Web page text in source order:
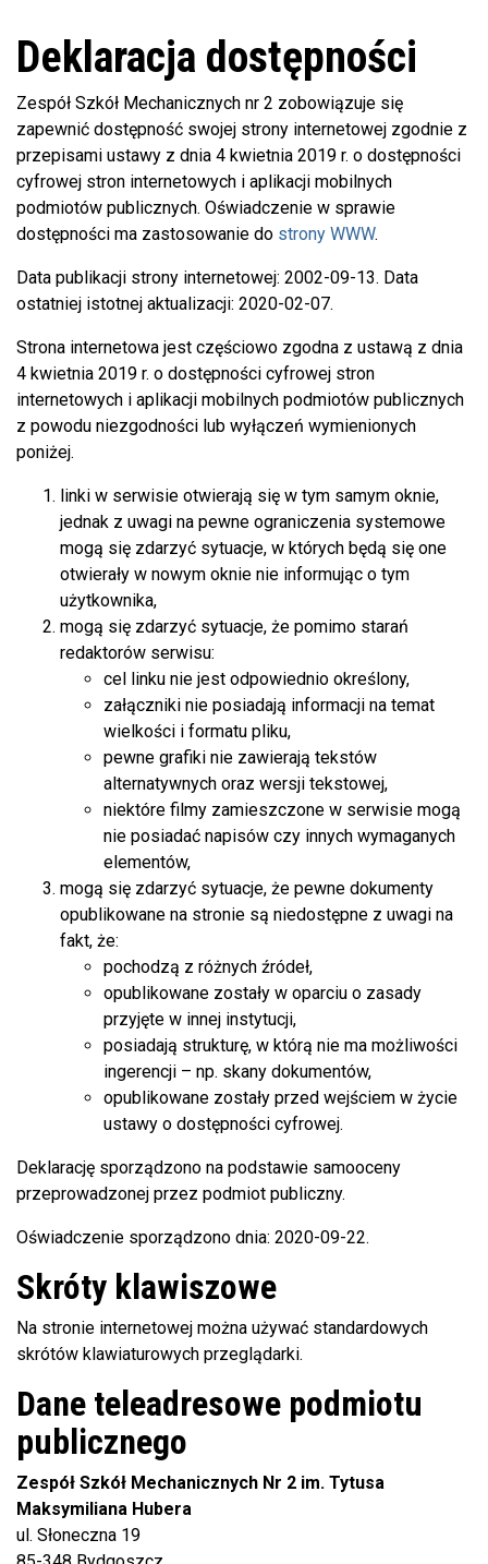
Deklaracja dostępności
Zespół Szkół Mechanicznych nr 2 zobowiązuje się
zapewnić dostępność swojej strony internetowej zgodnie z
przepisami ustawy z dnia 4 kwietnia 2019 r. o dostępności
cyfrowej stron internetowych i aplikacji mobilnych
podmiotów publicznych. Oświadczenie w sprawie
dostępności ma zastosowanie do strony WWW.
Data publikacji strony internetowej: 2002-09-13. Data
ostatniej istotnej aktualizacji: 2020-02-07.
Strona internetowa jest częściowo zgodna z ustawą z dnia
4 kwietnia 2019 r. o dostępności cyfrowej stron
internetowych i aplikacji mobilnych podmiotów publicznych
z powodu niezgodności lub wyłączeń wymienionych
poniżej.
linki w serwisie otwierają się w tym samym oknie,
jednak z uwagi na pewne ograniczenia systemowe
mogą się zdarzyć sytuacje, w których będą się one
otwierały w nowym oknie nie informując o tym
użytkownika,
mogą się zdarzyć sytuacje, że pomimo starań
redaktorów serwisu:
cel linku nie jest odpowiednio określony,
załączniki nie posiadają informacji na temat
wielkości i formatu pliku,
pewne grafiki nie zawierają tekstów
alternatywnych oraz wersji tekstowej,
niektóre filmy zamieszczone w serwisie mogą
nie posiadać napisów czy innych wymaganych
elementów,
mogą się zdarzyć sytuacje, że pewne dokumenty
opublikowane na stronie są niedostępne z uwagi na
fakt, że:
pochodzą z różnych źródeł,
opublikowane zostały w oparciu o zasady
przyjęte w innej instytucji,
posiadają strukturę, w którą nie ma możliwości
ingerencji – np. skany dokumentów,
opublikowane zostały przed wejściem w życie
ustawy o dostępności cyfrowej.
Deklarację sporządzono na podstawie samooceny
przeprowadzonej przez podmiot publiczny.
Oświadczenie sporządzono dnia: 2020-09-22.
Skróty klawiszowe
Na stronie internetowej można używać standardowych
skrótów klawiaturowych przeglądarki.
Dane teleadresowe podmiotu
publicznego
Zespół Szkół Mechanicznych Nr 2 im. Tytusa
Maksymiliana Hubera
ul. Słoneczna 19